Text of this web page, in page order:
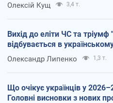
Олексій Кущ 3,4 т.
Вихід до еліти ЧС та
відбувається в
Олександр Липенко 1,3 т.
Що очікує українців у
Головні висновки з нових